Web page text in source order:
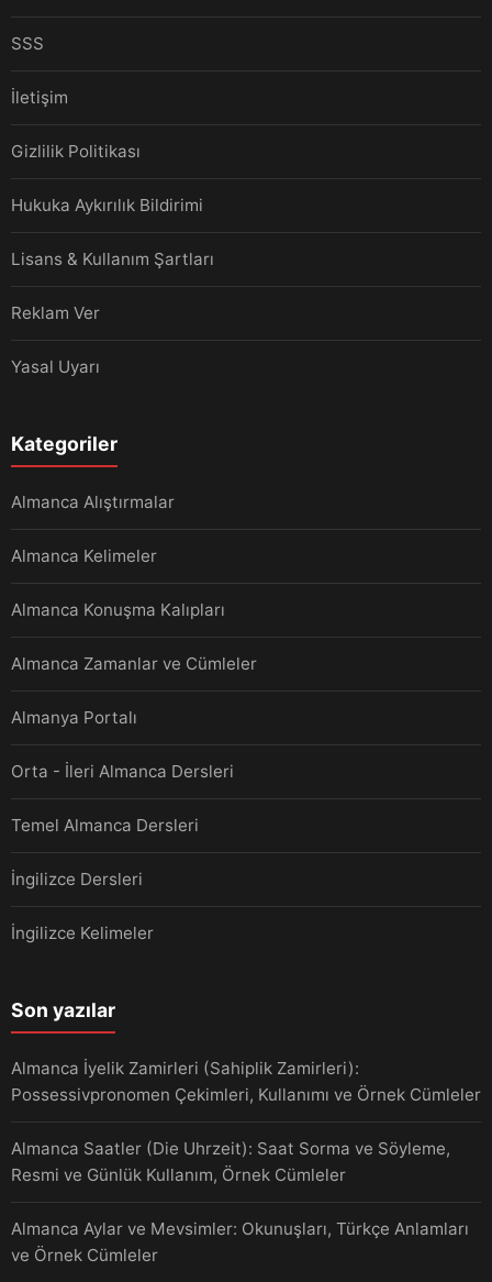
SSS
İletişim
Gizlilik Politikası
Hukuka Aykırılık Bildirimi
Lisans & Kullanım Şartları
Reklam Ver
Yasal Uyarı
Kategoriler
Almanca Alıştırmalar
Almanca Kelimeler
Almanca Konuşma Kalıpları
Almanca Zamanlar ve Cümleler
Almanya Portalı
Orta - İleri Almanca Dersleri
Temel Almanca Dersleri
İngilizce Dersleri
İngilizce Kelimeler
Son yazılar
Almanca İyelik Zamirleri (Sahiplik Zamirleri):
Possessivpronomen Çekimleri, Kullanımı ve Örnek Cümleler
Almanca Saatler (Die Uhrzeit): Saat Sorma ve Söyleme,
Resmi ve Günlük Kullanım, Örnek Cümleler
Almanca Aylar ve Mevsimler: Okunuşları, Türkçe Anlamları
ve Örnek Cümleler